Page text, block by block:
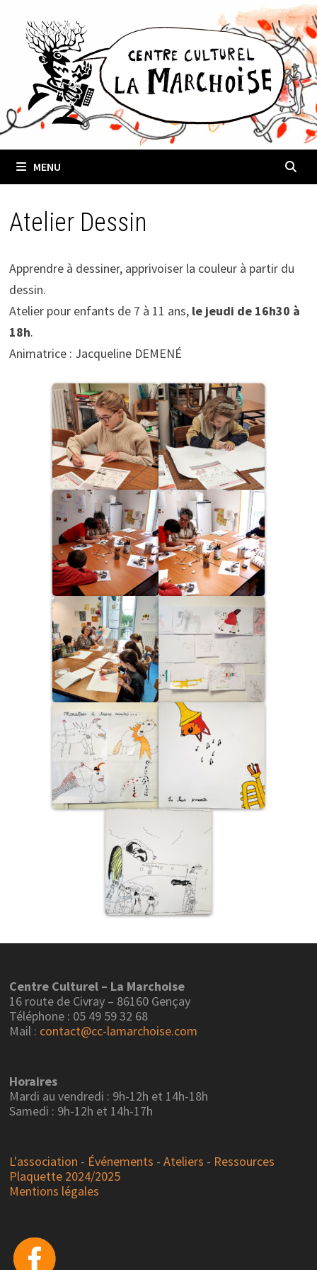
contenu
MENU
Atelier Dessin
Apprendre à dessiner, apprivoiser la couleur à partir du
dessin.
Atelier pour enfants de 7 à 11 ans, le jeudi de 16h30 à
18h.
Animatrice : Jacqueline DEMENÉ
Centre Culturel – La Marchoise
16 route de Civray – 86160 Gençay
Téléphone : 05 49 59 32 68
Mail : contact@cc-lamarchoise.com
Horaires
Mardi au vendredi : 9h-12h et 14h-18h
Samedi : 9h-12h et 14h-17h
L'association - Événements -Ateliers - Ressources
Plaquette 2024/2025
Mentions légales